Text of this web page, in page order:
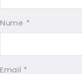
Nume *
Email *